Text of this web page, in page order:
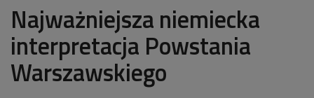
Najważniejsza niemiecka
interpretacja Powstania
Warszawskiego